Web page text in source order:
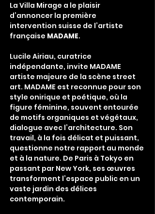
La Villa Mirage a le plaisir
d’annoncer la première
intervention suisse de l’artiste
française MADAME.
Lucile Airiau, curatrice
indépendante, invite MADAME
artiste majeure de la scène street
art. MADAME est reconnue pour son
style onirique et poétique, où la
figure féminine, souvent entourée
de motifs organiques et végétaux,
dialogue avec l’architecture. Son
travail, à la fois délicat et puissant,
questionne notre rapport au monde
et à la nature. De Paris à Tokyo en
passant par New York, ses œuvres
transforment l’espace public en un
vaste jardin des délices
contemporain.